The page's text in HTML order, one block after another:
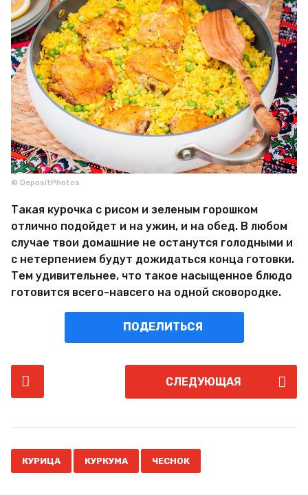
© DepositPhotos
Такая курочка с рисом и зеленым горошком
отлично подойдет и на ужин, и на обед. В любом
случае твои домашние не останутся голодными и
с нетерпением будут дожидаться конца готовки.
Тем удивительнее, что такое насыщенное блюдо
готовится всего-навсего на одной сковородке.
ПОДЕЛИТЬСЯ
o
P
СЛЕДУЮЩАЯ
КУРИЦА КУРКУМА ЧЕСНОК